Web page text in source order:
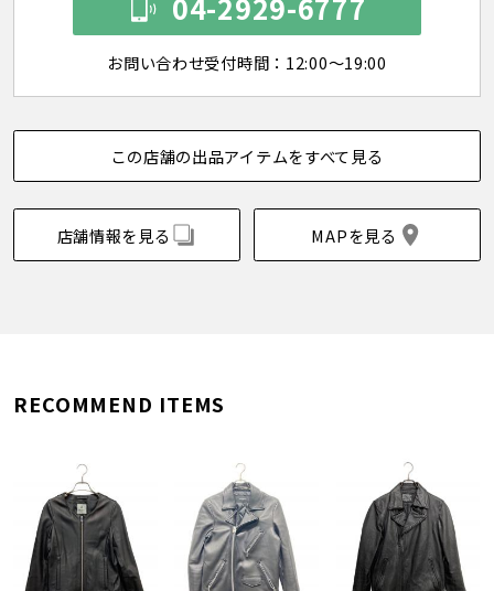
04-2929-6777
お問い合わせ受付時間：12:00～19:00
この店舗の出品アイテムをすべて見る
店舗情報を見る MAPを見る
RECOMMEND ITEMS